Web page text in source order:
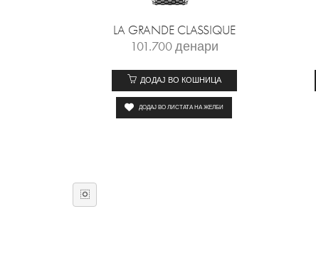
LA GRANDE CLASSIQUE
101.700денари
ДОДАЈ ВО КОШНИЦА
ДОДАЈ ВО ЛИСТАТА НА ЖЕЛБИ